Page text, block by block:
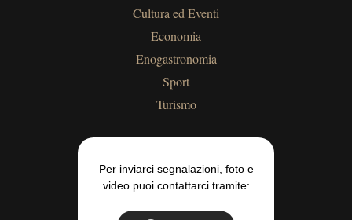
Cultura ed Eventi
Economia
Enogastronomia
Sport
Turismo
Per inviarci segnalazioni, foto e
video puoi contattarci tramite: